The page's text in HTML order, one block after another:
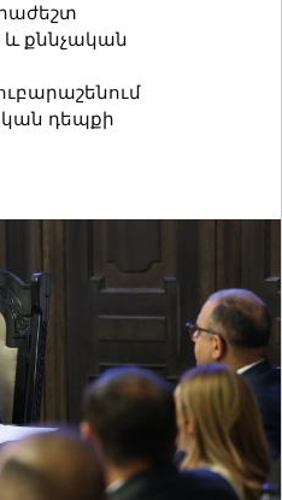
և քննչական
դեպքի